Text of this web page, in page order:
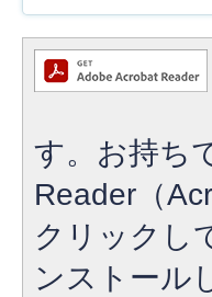
す。お持ち
Reader（
クリックし
ンストール